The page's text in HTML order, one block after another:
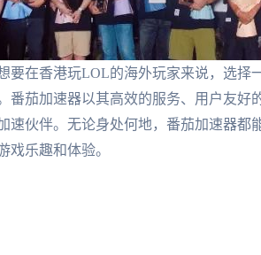
要在香港玩LOL的海外玩家来说，选择
番茄加速器以其高效的服务、用户友
速伙伴。无论身处何地，番茄加速器都
戏乐趣和体验。